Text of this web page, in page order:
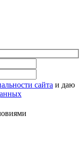
сайта и даю